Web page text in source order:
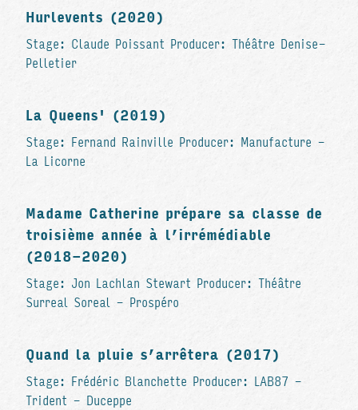
Hurlevents (2020)
Stage: Claude Poissant Producer: Théâtre Denise-
Pelletier
La Queens' (2019)
Stage: Fernand Rainville Producer: Manufacture -
La Licorne
Madame Catherine prépare sa classe de
troisième année à l’irrémédiable
(2018-2020)
Stage: Jon Lachlan Stewart Producer: Théâtre
Surreal Soreal - Prospéro
Quand la pluie s’arrêtera (2017)
Stage: Frédéric Blanchette Producer: LAB87 -
Trident - Duceppe